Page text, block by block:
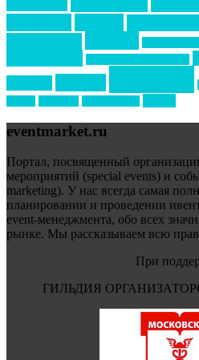
eventmarket.ru
Портал, посвященный
мероприятий (special events) и
marketing). У нас всегда самая
планировании и проведении
event-менеджмента, обо всех
рынке. Мы рассказываем всю
При
ГИЛЬДИЯ